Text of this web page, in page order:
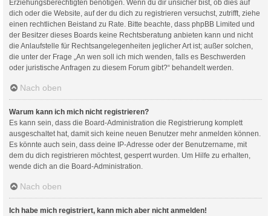
Erziehungsberechtigten benötigen. Wenn du dir unsicher bist, ob dies auf
dich oder die Website, auf der du dich zu registrieren versuchst, zutrifft, ziehe
einen rechtlichen Beistand zu Rate. Bitte beachte, dass phpBB Limited und
der Besitzer dieses Boards keine Rechtsberatung anbieten kann und nicht
die Anlaufstelle für Rechtsangelegenheiten jeglicher Art ist; außer solchen,
die unter der Frage „An wen soll ich mich wenden, falls es Beschwerden
oder juristische Anfragen zu diesem Forum gibt?“ behandelt werden.
Nach oben
Warum kann ich mich nicht registrieren?
Es kann sein, dass die Board-Administration die Registrierung komplett
ausgeschaltet hat, damit sich keine neuen Benutzer mehr anmelden können.
Es könnte auch sein, dass deine IP-Adresse oder der Benutzername, mit
dem du dich registrieren möchtest, gesperrt wurden. Um Hilfe zu erhalten,
wende dich an die Board-Administration.
Nach oben
Ich habe mich registriert, kann mich aber nicht anmelden!